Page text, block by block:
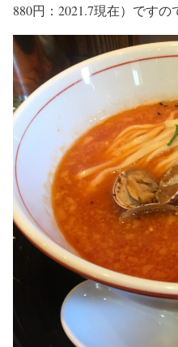
880円：2021.7現在）です